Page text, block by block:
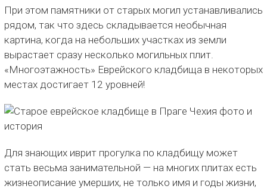
При этом памятники от старых могил устанавливались
рядом, так что здесь складывается необычная
картина, когда на небольших участках из земли
вырастает сразу несколько могильных плит.
«Многоэтажность» Еврейского кладбища в некоторых
местах достигает 12 уровней!
Для знающих иврит прогулка по кладбищу может
стать весьма занимательной — на многих плитах есть
жизнеописание умерших, не только имя и годы жизни,